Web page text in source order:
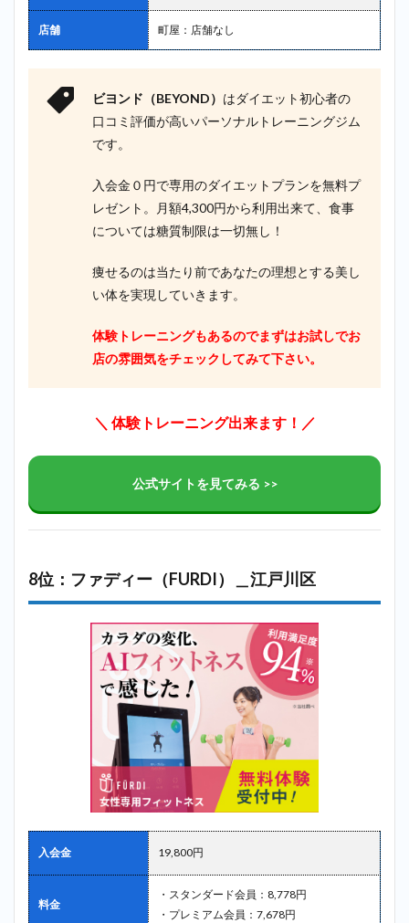
店舗 町屋：店舗なし
ビヨンド（BEYOND） はダイエット初心者の
口コミ評価が高いパーソナルトレーニングジム
です。
入会金０円で専用のダイエットプランを無料プ
レゼント。月額4,300円から利用出来て、食事
については糖質制限は一切無し！
痩せるのは当たり前であなたの理想とする美し
い体を実現していきます。
体験トレーニングもあるのでまずはお試しでお
店の雰囲気をチェックしてみて下さい。
＼ 体験トレーニング出来ます！／
公式サイトを見てみる >>
8位：ファディー（FURDI）＿江戸川区
入会金 19,800円
料金
・スタンダード会員：8,778円
・プレミアム会員：7,678円